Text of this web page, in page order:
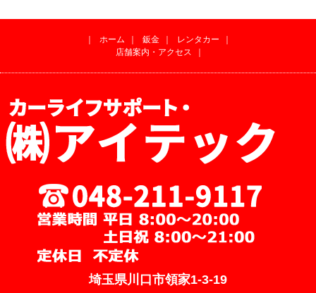
｜ ホーム ｜ 鈑金 ｜ レンタカー
｜
店舗案内・アクセス
｜
埼玉県川口市領家1-3-19